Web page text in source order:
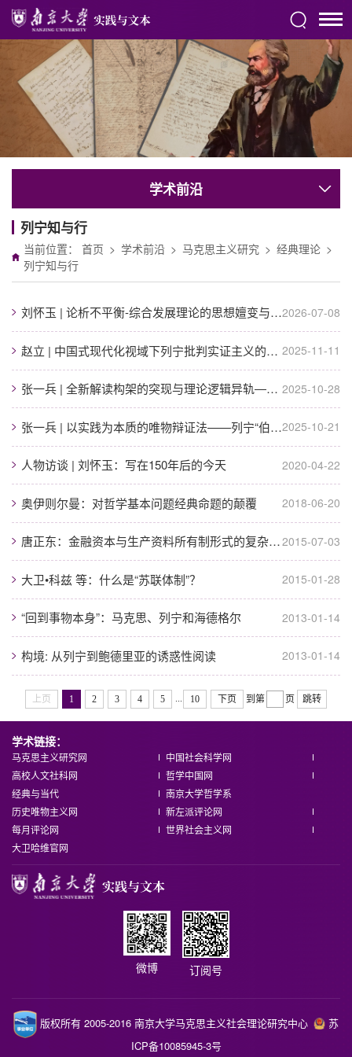
学术前沿
列宁知与行
当前位置： 首页 > 学术前沿 > 马克思主义研究 > 经典理论 >
列宁知与行
刘怀玉 | 论析不平衡-综合发展理论的思想嬗变与核心争辩2026-07-08
赵立 | 中国式现代化视域下列宁批判实证主义的再考察 2025-11-11
张一兵 | 全新解读构架的突现与理论逻辑异轨――列宁“伯尔尼笔记”研究 2025-10-28
张一兵 | 以实践为本质的唯物辩证法——列宁“伯尔尼笔记”研究2025-10-21
人物访谈 | 刘怀玉：写在150年后的今天 2020-04-22
奥伊则尔曼：对哲学基本问题经典命题的颠覆 2018-06-20
唐正东：金融资本与生产资料所有制形式的复杂化—列宁帝国主义论的学术意义2015-07-03
大卫•科兹 等：什么是“苏联体制”？ 2015-01-28
“回到事物本身”：马克思、列宁和海德格尔 2013-01-14
构境: 从列宁到鲍德里亚的诱惑性阅读 2013-01-14
上页 1 2 3 4 5 10 下页 到第 页 跳转
学术链接：
马克思主义研究网
中国社会科学网
高校人文社科网
哲学中国网
经典与当代
南京大学哲学系
历史唯物主义网
新左派评论网
每月评论网
世界社会主义网
大卫哈维官网
微博 订阅号
版权所有 2005-2016 南京大学马克思主义社会理论研究中心
苏
ICP备10085945-3号